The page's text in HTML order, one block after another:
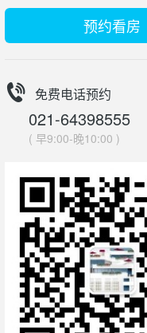
预约看房
免费电话预约
021-64398555
( 早9:00-晚10:00 )